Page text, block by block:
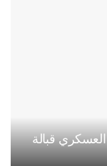
العسكري قبالة